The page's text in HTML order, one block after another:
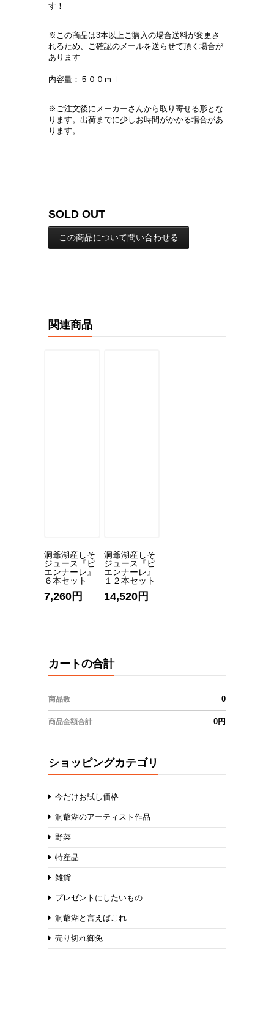
す！
※この商品は3本以上ご購入の場合送料が変更さ
れるため、ご確認のメールを送らせて頂く場合が
あります
内容量：５００ｍｌ
※ご注文後にメーカーさんから取り寄せる形とな
ります。出荷までに少しお時間がかかる場合があ
ります。
SOLD OUT
この商品について問い合わせる
関連商品
洞爺湖産しそ
ジュース『ビ
エンナーレ』
６本セット
7,260円
洞爺湖産しそ
ジュース『ビ
エンナーレ』
１２本セット
14,520円
カートの合計
商品数 0
商品金額合計 0円
ショッピングカテゴリ
今だけお試し価格
洞爺湖のアーティスト作品
野菜
特産品
雑貨
プレゼントにしたいもの
洞爺湖と言えばこれ
売り切れ御免